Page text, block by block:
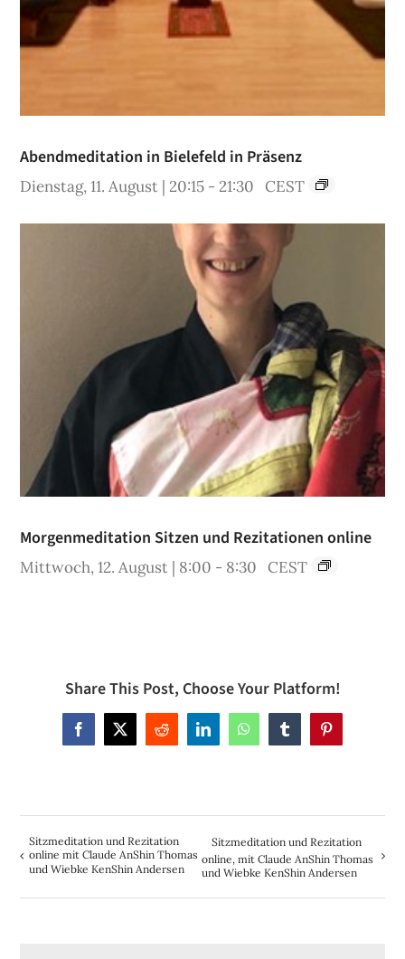
Abendmeditation in Bielefeld in Präsenz
Dienstag, 11. August | 20:15 -21:30 CEST
Morgenmeditation Sitzen und Rezitationen online
Mittwoch, 12. August | 8:00 - 8:30 CEST
Share This Post, Choose Your Platform!
Facebook
X Reddit LinkedInWhatsAppTumblrPinterest
Sitzmeditation und Rezitation
online mit Claude AnShin Thomas
und Wiebke KenShin Andersen
Sitzmeditation und Rezitation
online, mit Claude AnShin Thomas
und Wiebke KenShin Andersen